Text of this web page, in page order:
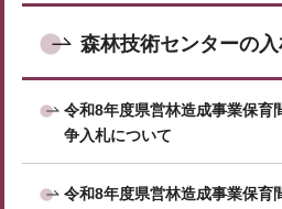
森林技術センターの
令和8年度県営林造成事業保育
争入札について
令和8年度県営林造成事業保育